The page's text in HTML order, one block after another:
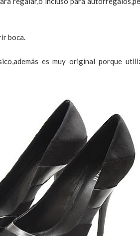
boca.
es muy original porque